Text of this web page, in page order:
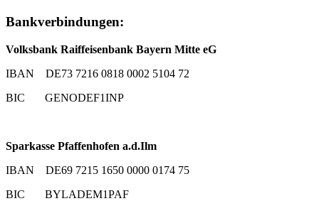
Bankverbindungen:
Volksbank Raiffeisenbank Bayern Mitte eG
IBAN DE73 7216 0818 0002 5104 72
BIC GENODEF1INP
Sparkasse Pfaffenhofen a.d.Ilm
IBAN DE69 7215 1650 0000 0174 75
BIC BYLADEM1PAF